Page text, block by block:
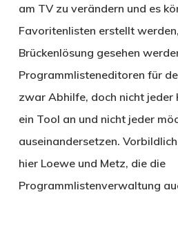
am TV zu verändern und es
Favoritenlisten erstellt
Brückenlösung gesehen
Programmlisteneditoren für
zwar Abhilfe, doch nicht jeder
ein Tool an und nicht jeder
auseinandersetzen.
hier Loewe und Metz, die die
Programmlistenverwaltung